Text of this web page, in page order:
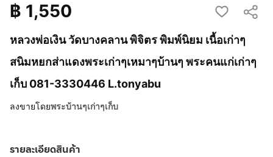
หลวงพ่อเงิน วัดบางคลาน พิจิตร พิมพ์นิยม เนื้อเก่าๆ
สนิมหยกส่าแดงพระเก่าๆเหมาๆบ้านๆ พระคนแก่เก่าๆ
เก็บ 081-3330446 L.tonyabu
฿ 1,550
ลงขายโดยพระบ้านๆเก่าๆเก็บ
รายละเอียดสินค้า